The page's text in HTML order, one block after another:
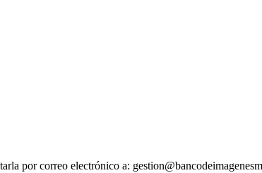
por correo electrónico a: